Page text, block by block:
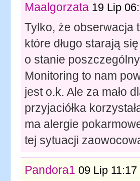
Maalgorzata 19 Lip
Tylko, że obserwacja
które długo starają
o stanie
Monitoring to nam
jest o.k. Ale za mało
przyjaciółka
ma alergie
tej sytuacji
Pandora1 09 Lip 11:17